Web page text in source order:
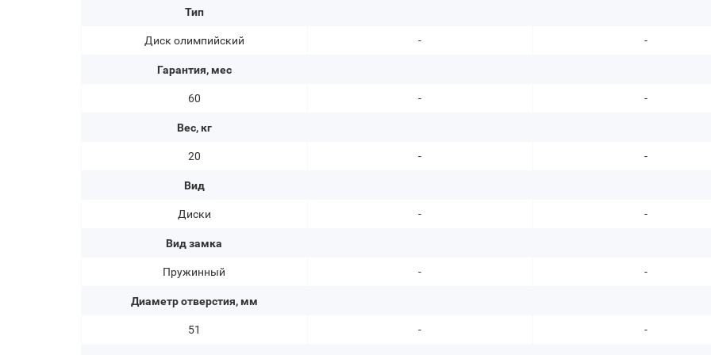
Тип
Диск олимпийский
Гарантия, мес
60
Вес, кг
20
Вид
Диски
Вид замка
Пружинный
Диаметр отверстия, мм
51
-
-
-
-
-
-
-
-
-
-
-
-